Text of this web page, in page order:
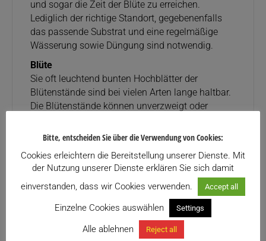
und sogar die Zeit der Blüte zu erreichen.
Lediglich der richtige Standort, gegebenenfalls
das passende Substrat und eine regelmäßige
Wässerung sowie Düngung sind notwendig.
Blüte
Sie oft leuchtend bunten Hochblätter der
Blütenstände sind bei vielen Arten lange haltbar.
Die Blütenstände können unverzweigt oder
dreizählig mit doppelter Blütenhülle. Die drei
Es werden Kapselfrüchte gebildet. Die Samen
besitzen einen „Fallschirm“ ähnlich wie bei der
Pusteblume.
Herkunft
Die Tillandsien-Arten sind vom Süden der USA
bis fast zur Südspitze Südamerikas verbreitet. Sie
Bitte, entscheiden Sie über die Verwendung von Cookies:
Cookies erleichtern die Bereitstellung unserer Dienste. Mit
der Nutzung unserer Dienste erklären Sie sich damit
einverstanden, dass wir Cookies verwenden.
Accept all
Einzelne Cookies auswählen Settings
Alle ablehnen Reject all